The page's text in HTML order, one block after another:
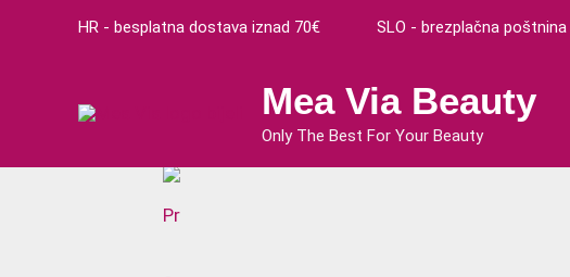
HR - besplatna dostava iznad 70€ SLO - brezplačna poštnina
Mea Via Beauty
Only The Best For Your Beauty